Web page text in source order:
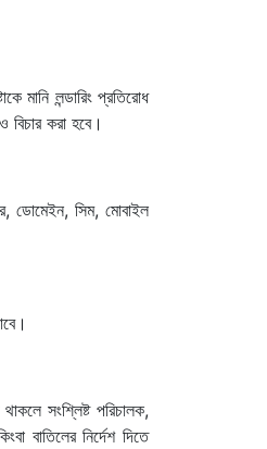
মানি লন্ডারিং প্রতিরোধ
করা হবে।
ডোমেইন, সিম, মোবাইল
সংশ্লিষ্ট পরিচালক,
বাতিলের নির্দেশ দিতে